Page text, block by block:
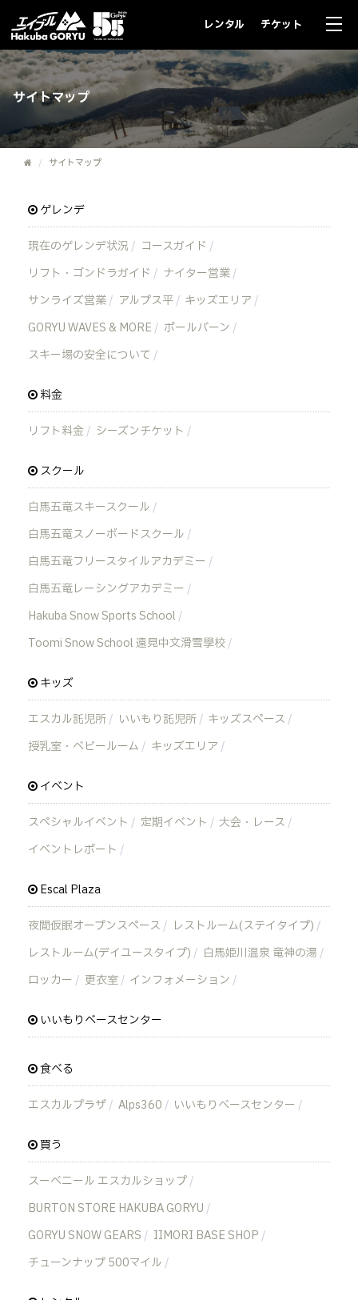
レンタル チケット
サイトマップ
サイトマップ
ゲレンデ
現在のゲレンデ状況
コースガイド
リフト・ゴンドラガイド
ナイター営業
サンライズ営業
アルプス平
キッズエリア
GORYU WAVES & MORE
ポールバーン
スキー場の安全について
料金
リフト料金 シーズンチケット
スクール
白馬五竜スキースクール
白馬五竜スノーボードスクール
白馬五竜フリースタイルアカデミー
白馬五竜レーシングアカデミー
Hakuba Snow Sports School
Toomi Snow School 遠見中文滑雪學校
キッズ
エスカル託児所 いいもり託児所
キッズスペース
授乳室・ベビールーム
キッズエリア
イベント
スペシャルイベント 定期イベント
大会・レース
イベントレポート
Escal Plaza
夜間仮眠オープンスペース
レストルーム(ステイタイプ)
レストルーム(デイユースタイプ)
白馬姫川温泉 竜神の湯
ロッカー
更衣室 インフォメーション
いいもりベースセンター
食べる
エスカルプラザ Alps360 いいもりベースセンター
買う
スーベニール エスカルショップ
BURTON STORE HAKUBA GORYU
GORYU SNOW GEARS
IIMORI BASE SHOP
チューンナップ 500マイル